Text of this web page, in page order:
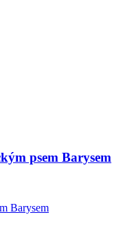
psem Barysem
Barysem